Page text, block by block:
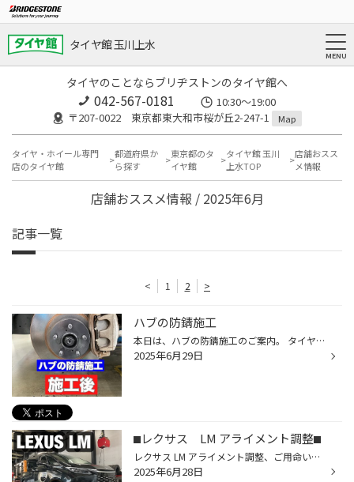
タイヤ館 玉川上水
タイヤのことならブリヂストンのタイヤ館へ
042-567-0181
10:30～19:00
〒207-0022 東京都東大和市桜が丘2-247-1
Map
タイヤ・ホイール専門
店のタイヤ館
都道府県か
ら探す
東京都のタ
イヤ館
タイヤ館 玉川
上水TOP
店舗おスス
メ情報
店舗おススメ情報 / 2025年6月
記事一覧
< 1 2 >
ハブの防錆施工
本日は、ハブの防錆施工のご案内。 タイヤを外さないとわからないハブの部分。 タイヤを外すとこのようにサビが発生している事がございます。 サビが発生していると、 ホイールの固着やホイールとの密着性が悪くなってしまうなどの事が起きてしまいます。 そうならないためにも、ハブの防錆施工をお...
2025年6月29日
⬛︎レクサス LM アライメント調整⬛︎
レクサス LM アライメント調整、ご用命いただきました♪ レクサス LMは前後のトーが、調整可能です。 アライメントって、必要なの？？？ アライメント調整というのは タイヤの角度や向きの調整です。 今回ご用命いただいた経緯は 前側のタイヤをぶつけてしまったので 測定から調整まで承りました。 ...
2025年6月28日